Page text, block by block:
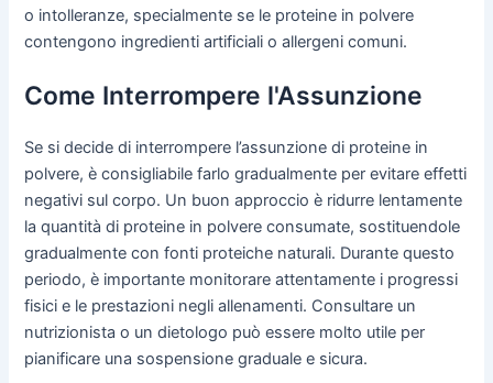
o intolleranze, specialmente se le proteine in polvere
contengono ingredienti artificiali o allergeni comuni.
Come Interrompere l'Assunzione
Se si decide di interrompere l’assunzione di proteine in
polvere, è consigliabile farlo gradualmente per evitare effetti
negativi sul corpo. Un buon approccio è ridurre lentamente
la quantità di proteine in polvere consumate, sostituendole
gradualmente con fonti proteiche naturali. Durante questo
periodo, è importante monitorare attentamente i progressi
fisici e le prestazioni negli allenamenti. Consultare un
nutrizionista o un dietologo può essere molto utile per
pianificare una sospensione graduale e sicura.